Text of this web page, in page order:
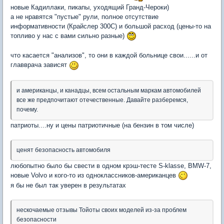
новые Кадиллаки, пикапы, уходящий Гранд-Чероки)
а не нравятся "пустые" рули, полное отсутствие
информативности (Крайслер 300С) и большой расход (цены-то на
топливо у нас с вами сильно разные)
что касается "анализов", то они в каждой больнице свои......и от
главврача зависят
и американцы, и канадцы, всем остальным маркам автомобилей
все же предпочитают отечественные. Давайте разберемся,
почему.
патриоты....ну и цены патриотичные (на бензин в том числе)
ценят безопасность автомобиля
любопытно было бы свести в одном крэш-тесте S-klasse, BMW-7,
новые Volvo и кого-то из одноклассников-американцев
я бы не был так уверен в результатах
нескочаемые отзывы Тойоты своих моделей из-за проблем
безопасности